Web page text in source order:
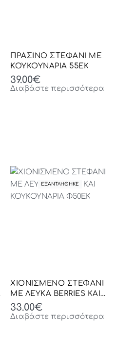
ΠΡΑΣΙΝΟ ΣΤΕΦΑΝΙ ΜΕ
ΚΟΥΚΟΥΝΑΡΙΑ 55EK
39.00€
Διαβάστε περισσότερα
ΕΞΑΝΤΛΗΘΗΚΕ
ΧΙΟΝΙΣΜΕΝΟ ΣΤΕΦΑΝΙ
ΜΕ ΛΕΥΚΑ BERRIES ΚΑΙ
ΚΟΥΚΟΥΝΑΡΙΑ Φ50ΕΚ
33.00€
Διαβάστε περισσότερα